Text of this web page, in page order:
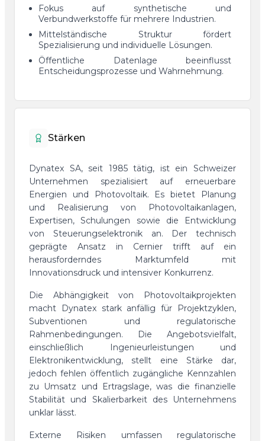
Fokus auf synthetische und
Verbundwerkstoffe für mehrere Industrien.
Mittelständische Struktur fördert
Spezialisierung und individuelle Lösungen.
Öffentliche Datenlage beeinflusst
Entscheidungsprozesse und Wahrnehmung.
Stärken
Dynatex SA, seit 1985 tätig, ist ein Schweizer
Unternehmen spezialisiert auf erneuerbare
Energien und Photovoltaik. Es bietet Planung
und Realisierung von Photovoltaikanlagen,
Expertisen, Schulungen sowie die Entwicklung
von Steuerungselektronik an. Der technisch
geprägte Ansatz in Cernier trifft auf ein
herausforderndes Marktumfeld mit
Innovationsdruck und intensiver Konkurrenz.
Die Abhängigkeit von Photovoltaikprojekten
macht Dynatex stark anfällig für Projektzyklen,
Subventionen und regulatorische
Rahmenbedingungen. Die Angebotsvielfalt,
einschließlich Ingenieurleistungen und
Elektronikentwicklung, stellt eine Stärke dar,
jedoch fehlen öffentlich zugängliche Kennzahlen
zu Umsatz und Ertragslage, was die finanzielle
Stabilität und Skalierbarkeit des Unternehmens
unklar lässt.
Externe Risiken umfassen regulatorische